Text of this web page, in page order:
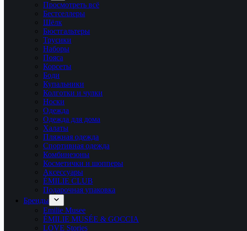
Просмотреть всё
Бестселлеры
Шёлк
Бюстгальтеры
Трусики
Наборы
Пояса
Корсеты
Боди
Купальники
Колготки и чулки
Носки
Одежда
Одежда для дома
Халаты
Пляжная одежда
Спортивная одежда
Комбинезоны
Косметички и шопперы
Аксессуары
ÉMILIE CLUB
Подарочная упаковка
Бренды
Emilie Musee
ÉMILIE MUSÉE & GOCCIA
LOVE Stories